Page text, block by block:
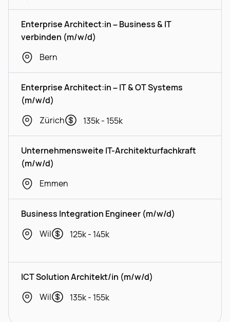
Enterprise Architect:in – Business & IT
verbinden (m/w/d)
Bern
Enterprise Architect:in – IT & OT Systems
(m/w/d)
Zürich
135k - 155k
Unternehmensweite IT-Architekturfachkraft
(m/w/d)
Emmen
Business Integration Engineer (m/w/d)
Wil
125k - 145k
ICT Solution Architekt/in (m/w/d)
Wil
135k - 155k